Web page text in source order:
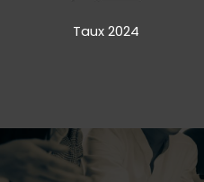
Taux 2024